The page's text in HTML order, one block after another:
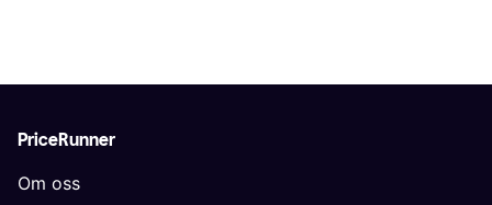
PriceRunner
Om oss